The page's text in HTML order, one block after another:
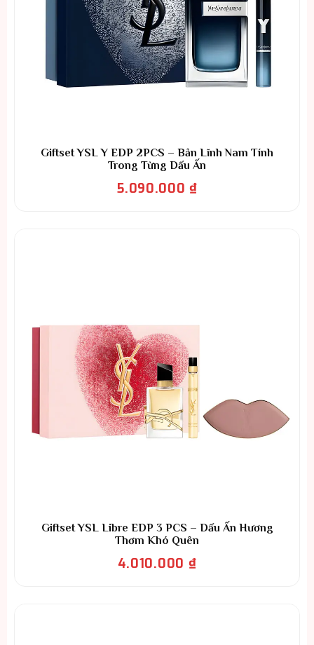
Giftset YSL Y EDP 2PCS – Bản Lĩnh Nam Tính
Trong Từng Dấu Ấn
5.090.000₫
Giftset YSL Libre EDP 3 PCS – Dấu Ấn Hương
Thơm Khó Quên
4.010.000 ₫